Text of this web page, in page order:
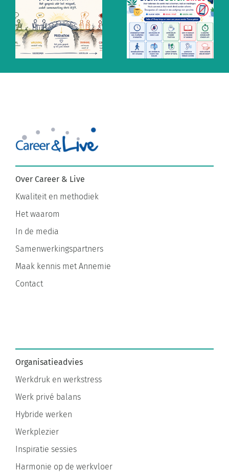
Altijd aan
staan? De
mythe van
snel
Ontzempic:
de mentale
prik tegen
altijd
Over Career & Live
Kwaliteit en methodiek
Het waarom
In de media
Samenwerkingspartners
Maak kennis met Annemie
Contact
Organisatieadvies
Werkdruk en werkstress
Werk privé balans
Hybride werken
Werkplezier
Inspiratie sessies
Harmonie op de werkvloer